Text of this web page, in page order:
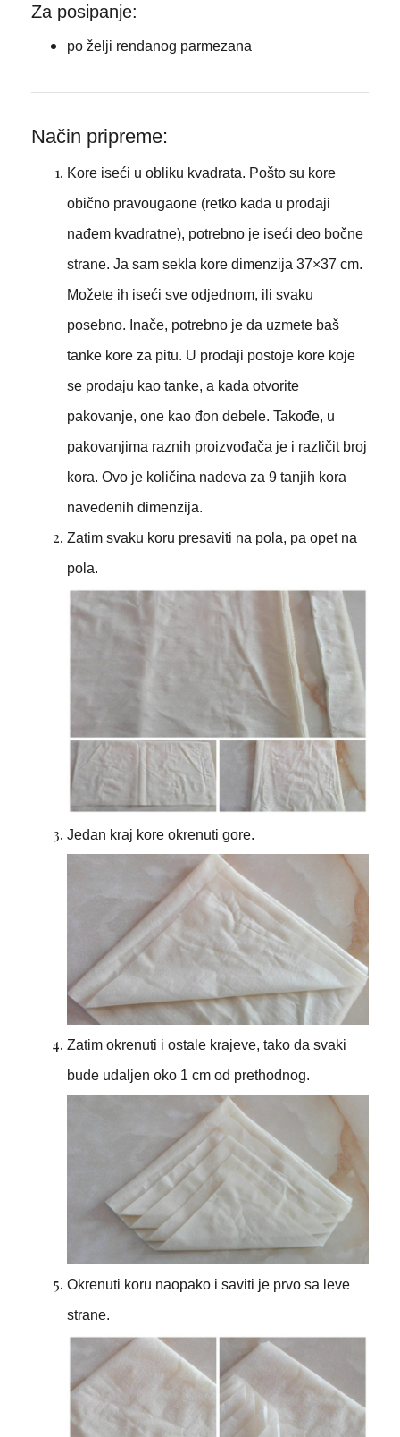
Za posipanje:
po želji rendanog parmezana
Način pripreme:
Kore iseći u obliku kvadrata. Pošto su kore
obično pravougaone (retko kada u prodaji
nađem kvadratne), potrebno je iseći deo bočne
strane. Ja sam sekla kore dimenzija 37×37 cm.
Možete ih iseći sve odjednom, ili svaku
posebno. Inače, potrebno je da uzmete baš
tanke kore za pitu. U prodaji postoje kore koje
se prodaju kao tanke, a kada otvorite
pakovanje, one kao đon debele. Takođe, u
pakovanjima raznih proizvođača je i različit broj
kora. Ovo je količina nadeva za 9 tanjih kora
navedenih dimenzija.
Zatim svaku koru presaviti na pola, pa opet na
pola.
Jedan kraj kore okrenuti gore.
Zatim okrenuti i ostale krajeve, tako da svaki
bude udaljen oko 1 cm od prethodnog.
Okrenuti koru naopako i saviti je prvo sa leve
strane.